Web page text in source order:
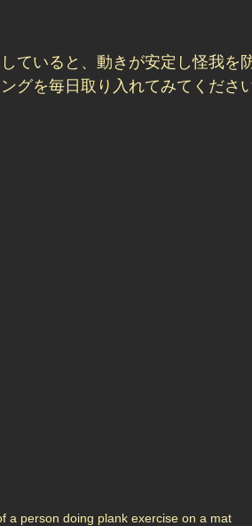
ていると、動きが安定し怪我を
グを毎日取り入れてみてください
a person doing plank exercise on a mat